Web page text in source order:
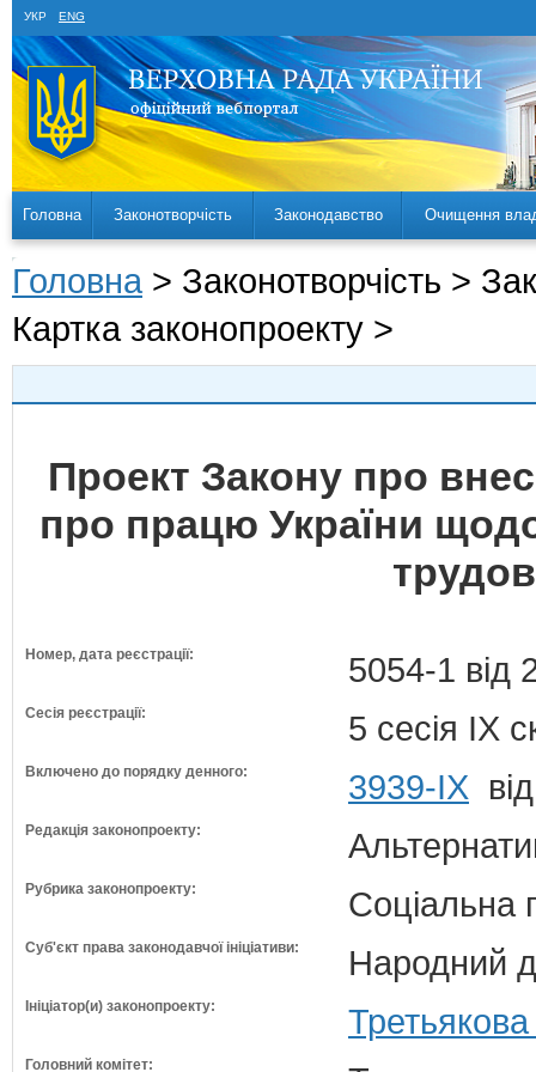
УКР ENG
Головна Законотворчість Законодавство Очищення
Головна > Законотворчість >
Картка законопроекту >
Проект Закону про
про працю України
Номер, дата реєстрації: 5054-1 від
Сесія реєстрації: 5 сесія IX
Включено до порядку денного: 3939-IX
Редакція законопроекту:
Рубрика законопроекту: Соціальна
Суб'єкт права законодавчої ініціативи: Народний
Ініціатор(и) законопроекту:
Головний комітет: